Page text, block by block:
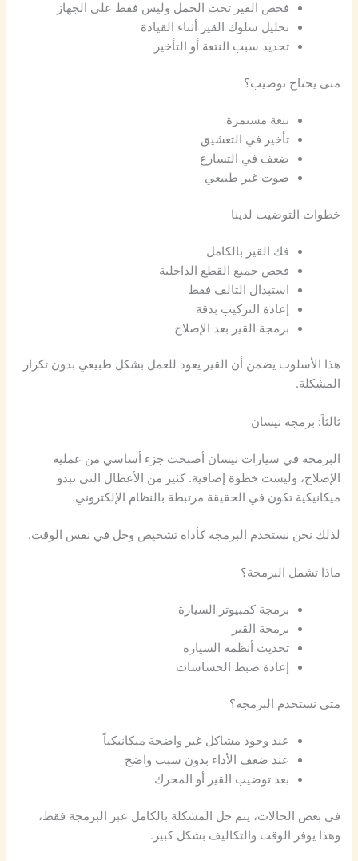
فحص القير تحت الحمل وليس فقط على الجهاز
تحليل سلوك القير أثناء القيادة
تحديد سبب النتعة أو التأخير
متى يحتاج توضيب؟
نتعة مستمرة
تأخير في التعشيق
ضعف في التسارع
صوت غير طبيعي
خطوات التوضيب لدينا
فك القير بالكامل
فحص جميع القطع الداخلية
استبدال التالف فقط
إعادة التركيب بدقة
برمجة القير بعد الإصلاح
هذا الأسلوب يضمن أن القير يعود للعمل بشكل طبيعي بدون تكرار
المشكلة.
ثالثاً: برمجة نيسان
البرمجة في سيارات نيسان أصبحت جزء أساسي من عملية
الإصلاح، وليست خطوة إضافية. كثير من الأعطال التي تبدو
ميكانيكية تكون في الحقيقة مرتبطة بالنظام الإلكتروني.
لذلك نحن نستخدم البرمجة كأداة تشخيص وحل في نفس الوقت.
ماذا تشمل البرمجة؟
برمجة كمبيوتر السيارة
برمجة القير
تحديث أنظمة السيارة
إعادة ضبط الحساسات
متى نستخدم البرمجة؟
عند وجود مشاكل غير واضحة ميكانيكياً
عند ضعف الأداء بدون سبب واضح
بعد توضيب القير أو المحرك
في بعض الحالات، يتم حل المشكلة بالكامل عبر البرمجة فقط،
وهذا يوفر الوقت والتكاليف بشكل كبير.